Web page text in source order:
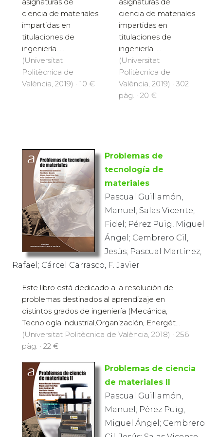
ciencia de materiales
impartidas en
titulaciones de
ingeniería. ...
(Universitat
Politècnica de
València, 2019) · 10 €
ciencia de materiales
impartidas en
titulaciones de
ingeniería. ...
(Universitat
Politècnica de
València, 2019) · 302
pàg. · 20 €
Problemas de
tecnología de
materiales
Pascual Guillamón,
Manuel; Salas Vicente,
Fidel; Pérez Puig, Miguel
Ángel; Cembrero Cil,
Jesús; Pascual Martínez,
Rafael; Cárcel Carrasco, F. Javier
Este libro está dedicado a la resolución de
problemas destinados al aprendizaje en
distintos grados de ingeniería (Mecánica,
Tecnología industrial,Organización, Energét...
(Universitat Politècnica de València, 2018) · 256
pàg. · 22 €
Problemas de ciencia
de materiales II
Pascual Guillamón,
Manuel; Pérez Puig,
Miguel Ángel; Cembrero